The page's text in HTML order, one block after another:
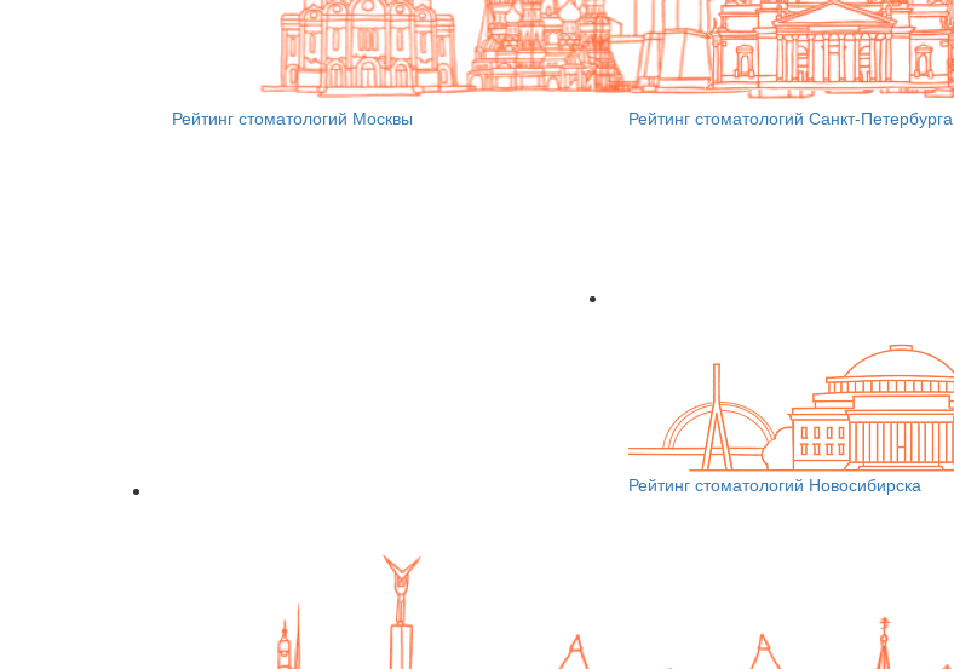
Рейтинг стоматологий Москвы Рейтинг стоматологий Санкт-Петербурга
Рейтинг стоматологий Новосибирска